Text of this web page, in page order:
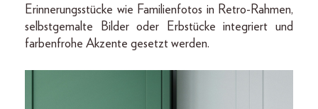
Erinnerungsstücke wie Familienfotos in Retro-Rahmen,
selbstgemalte Bilder oder Erbstücke integriert und
farbenfrohe Akzente gesetzt werden.